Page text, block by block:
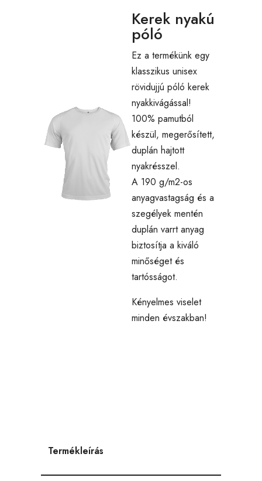
Kerek nyakú
póló
Ez a termékünk egy
klasszikus unisex
rövidujjú póló kerek
nyakkivágással!
100% pamutból
készül, megerősített,
duplán hajtott
nyakrésszel.
A 190 g/m2-os
anyagvastagság és a
szegélyek mentén
duplán varrt anyag
biztosítja a kiváló
minőséget és
tartósságot.
Kényelmes viselet
minden évszakban!
Termékleírás